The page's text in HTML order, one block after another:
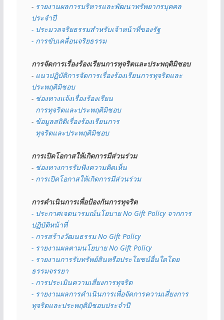
- รายงานผลการบริหารและพัฒนาทรัพยากรบุคคล
ประจำปี
- ประมวลจริยธรรมสำหรับเจ้าหน้าที่ของรัฐ
- การขับเคลื่อนจริยธรรม
การจัดการเรื่องร้องเรียนการทุจริตและประพฤติมิชอบ
- แนวปฏิบัติการจัดการเรื่องร้องเรียนการทุจริตและ
ประพฤติมิชอบ
- ช่องทางแจ้งเรื่องร้องเรียน
  การทุจริตและประพฤติมิชอบ
- ข้อมูลสถิติเรื่องร้องเรียนการ
  ทุจริตและประพฤติมิชอบ
การเปิดโอกาสให้เกิดการมีส่วนร่วม
- ช่องทางการรับฟังความคิดเห็น
- การเปิดโอกาสให้เกิดการมีส่วนร่วม
การดำเนินการเพื่อป้องกันการทุจริต
- ประกาศเจตนารมณ์นโยบาย No Gift Policy จากการ
ปฏิบัติหน้าที่
- การสร้างวัฒนธรรม No Gift Policy
- รายงานผลตามนโยบาย No Gift Policy
- รายงานการรับทรัพย์สินหรือประโยชน์อื่นใดโดย
ธรรมจรรยา
- การประเมินความเสี่ยงการทุจริต
- รายงานผลการดำเนินการเพื่อจัดการความเสี่ยงการ
ทุจริตและประพฤติมิชอบประจำปี